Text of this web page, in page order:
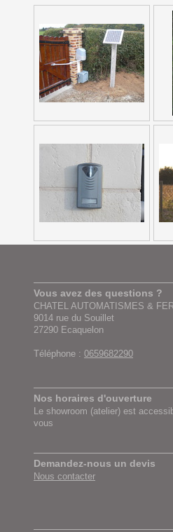
Vous avez des questions ?
CHATEL AUTOMATISMES &
9014 rue du Souillet
27290 Ecaquelon
Téléphone : 0659682290
Nos horaires d'ouverture
Le showroom (atelier) est
vous
Demandez-nous un devis
Nous contacter